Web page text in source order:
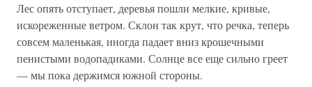
Лес опять отступает, деревья пошли мелкие, кривые,
искореженные ветром. Склон так крут, что речка, теперь
совсем маленькая, иногда падает вниз крошечными
пенистыми водопадиками. Солнце все еще сильно греет
— мы пока держимся южной стороны.